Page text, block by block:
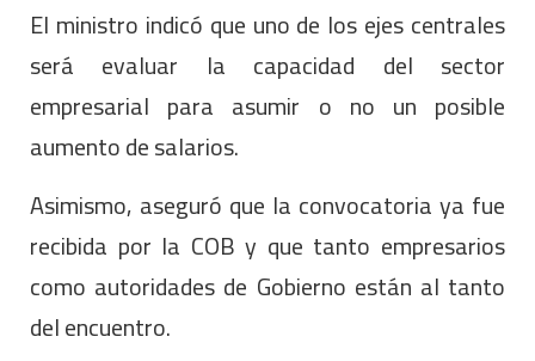
El ministro indicó que uno de los ejes centrales
será evaluar la capacidad del sector
empresarial para asumir o no un posible
aumento de salarios.
Asimismo, aseguró que la convocatoria ya fue
recibida por la COB y que tanto empresarios
como autoridades de Gobierno están al tanto
del encuentro.